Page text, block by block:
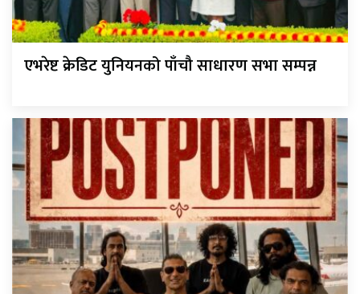
एभरेष्ट क्रेडिट युनियनको पाँचौ साधारण सभा सम्पन्न